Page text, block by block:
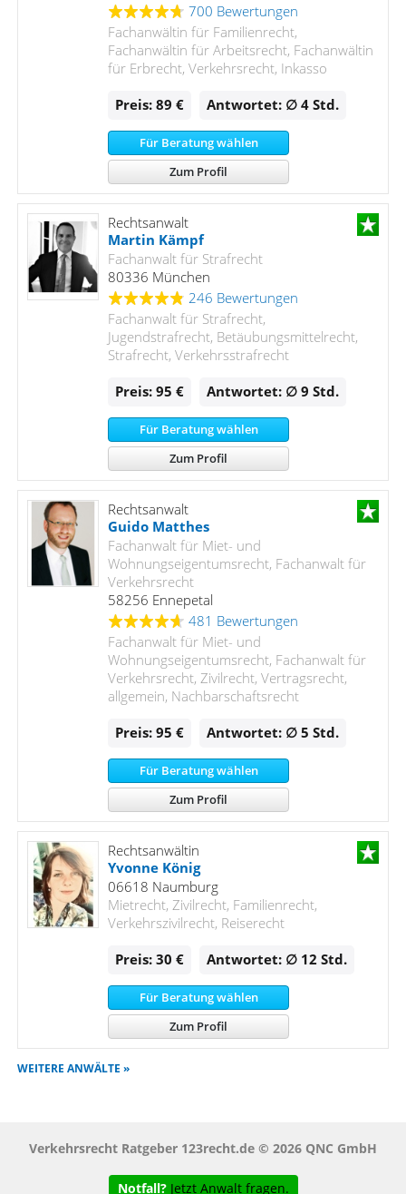
700 Bewertungen
Fachanwältin für Familienrecht,
Fachanwältin für Arbeitsrecht, Fachanwältin
für Erbrecht, Verkehrsrecht, Inkasso
Preis: 89 € Antwortet: ∅ 4Std.
Für Beratung wählen
Zum Profil
Rechtsanwalt
Martin Kämpf
Fachanwalt für Strafrecht
80336 München
246 Bewertungen
Fachanwalt für Strafrecht,
Jugendstrafrecht, Betäubungsmittelrecht,
Strafrecht, Verkehrsstrafrecht
Preis: 95 € Antwortet: ∅ 9Std.
Für Beratung wählen
Zum Profil
Rechtsanwalt
Guido Matthes
Fachanwalt für Miet- und
Wohnungseigentumsrecht, Fachanwalt für
Verkehrsrecht
58256 Ennepetal
481 Bewertungen
Fachanwalt für Miet- und
Wohnungseigentumsrecht, Fachanwalt für
Verkehrsrecht, Zivilrecht, Vertragsrecht,
allgemein, Nachbarschaftsrecht
Preis: 95 € Antwortet: ∅ 5Std.
Für Beratung wählen
Zum Profil
Rechtsanwältin
Yvonne König
06618 Naumburg
Mietrecht, Zivilrecht, Familienrecht,
Verkehrszivilrecht, Reiserecht
Preis: 30 € Antwortet: ∅ 12Std.
Für Beratung wählen
Zum Profil
WEITERE ANWÄLTE »
Verkehrsrecht Ratgeber 123recht.de © 2026 QNC GmbH
Notfall? Jetzt Anwalt fragen.